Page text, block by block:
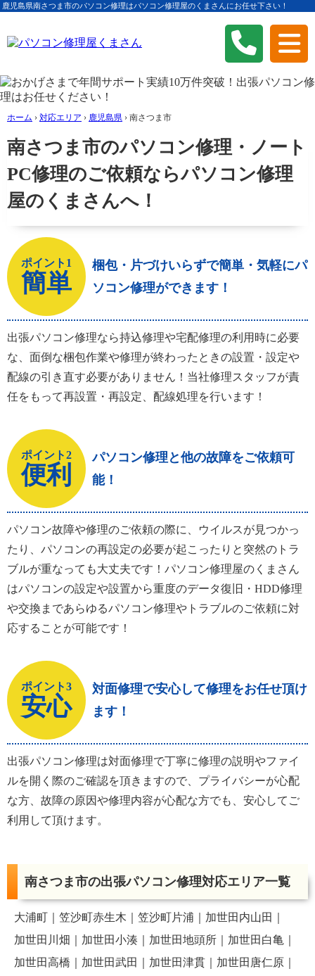
鹿児島県南さつま市のパソコン修理はパソコン修理屋のくまさんにお任せ下さい！
ホーム › 対応エリア › 鹿児島県 › 南さつま市
南さつま市のパソコン修理・ノート
PC修理のご依頼ならパソコン修理
屋のくまさんへ！
ポイント1
簡単
梱包・片づけいらずで簡単・気軽にパ
ソコン修理ができます！
出張パソコン修理なら持込修理や宅配修理の利用時に必要
な、面倒な梱包作業や修理が終わったときの設置・設定や
配線の引き直す必要がありません！当社修理スタッフが責
任をもって再設置・再設定、配線処理を行います！
ポイント2
便利
パソコン修理と他の故障をご依頼可
能！
パソコン故障や修理のご依頼の際に、ウイルスが見つかっ
たり、パソコンの再設定の必要が起こったりと突然のトラ
ブルが重なっても大丈夫です！パソコン修理屋のくまさん
はパソコンの設定や設置から重度のデータ復旧・HDD修理
や交換まであらゆるパソコン修理やトラブルのご依頼に対
応することが可能です！
ポイント3
安心
対面修理で安心して修理をお任せ頂け
ます！
出張パソコン修理は対面修理で丁寧に修理の説明やファイ
ルを開く際のご確認を頂きますので、プライバシーが心配
な方、故障の原因や修理内容が心配な方でも、安心してご
利用して頂けます。
南さつま市の出張パソコン修理対応エリア一覧
大浦町 笠沙町赤生木 笠沙町片浦
加世田内山田
加世田川畑
加世田小湊 加世田地頭所
加世田白亀
加世田高橋
加世田武田 加世田津貫
加世田唐仁原